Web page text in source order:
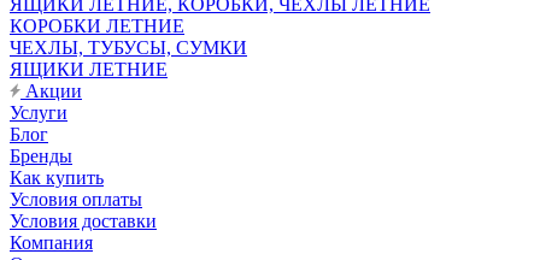
ЯЩИКИ ЛЕТНИЕ, КОРОБКИ, ЧЕХЛЫ ЛЕТНИЕ
КОРОБКИ ЛЕТНИЕ
ЧЕХЛЫ, ТУБУСЫ, СУМКИ
ЯЩИКИ ЛЕТНИЕ
Акции
Услуги
Блог
Бренды
Как купить
Условия оплаты
Условия доставки
Компания